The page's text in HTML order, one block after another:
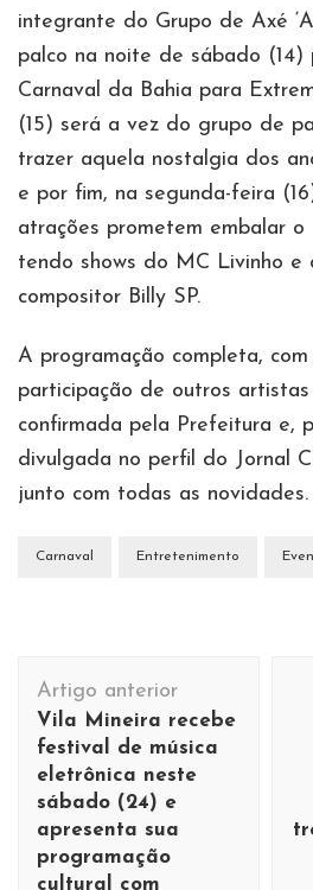
integrante do Grupo de Axé
palco na noite de sábado (14)
Carnaval da Bahia para
(15) será a vez do grupo de
trazer aquela nostalgia dos
e por fim, na segunda-feira
atrações prometem embalar
tendo shows do MC Livinho e
compositor Billy SP.
A programação completa,
participação de outros artistas
confirmada pela Prefeitura e,
divulgada no perfil do Jornal
junto com todas as novidades.
Carnaval Entretenimento
Navegação
de
post
Artigo anterior
Vila Mineira recebe
festival de música
eletrônica neste
sábado (24) e
apresenta sua
programação
cultural com